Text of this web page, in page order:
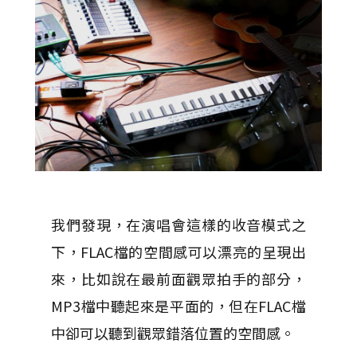
我們發現，在演唱會這樣的收音模式之
下，FLAC檔的空間感可以漂亮的呈現出
來，比如說在最前面觀眾拍手的部分，
MP3檔中聽起來是平面的，但在FLAC檔
中卻可以聽到觀眾錯落位置的空間感。